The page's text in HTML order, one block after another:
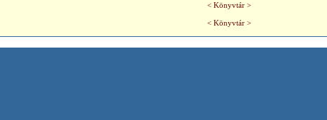
< Könyvtár >
< Könyvtár >